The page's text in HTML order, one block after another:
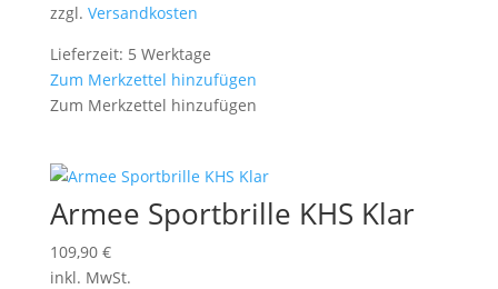
zzgl. Versandkosten
Lieferzeit: 5 Werktage
Zum Merkzettel hinzufügen
Zum Merkzettel hinzufügen
Armee Sportbrille KHS Klar
109,90 €
inkl. MwSt.